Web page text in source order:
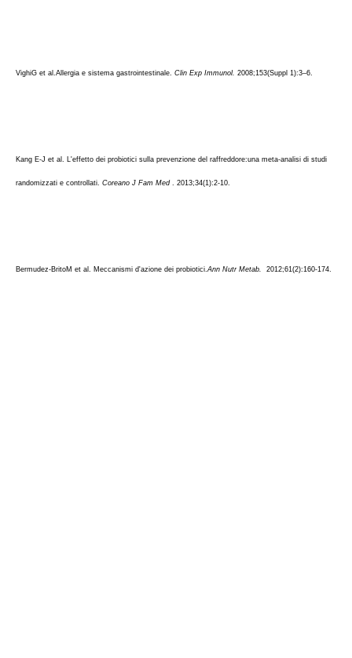
VighiG et al.Allergia e sistema gastrointestinale. Clin Exp Immunol. 2008;153(Suppl 1):3–6.
Kang E-J et al. L'effetto dei probiotici sulla prevenzione del raffreddore:una meta-analisi di studi
randomizzati e controllati. Coreano J Fam Med . 2013;34(1):2-10.
Bermudez-BritoM et al. Meccanismi d'azione dei probiotici.Ann Nutr Metab. 2012;61(2):160-174.